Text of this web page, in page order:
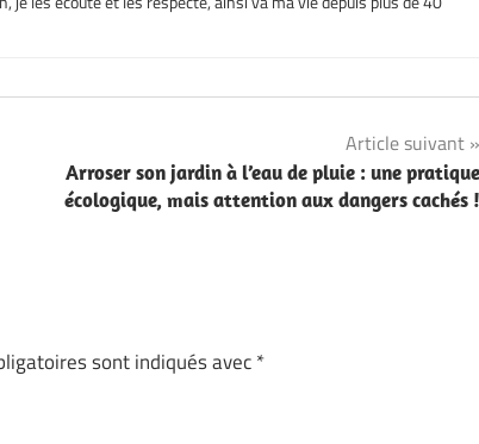
Article suivant
Arroser son jardin à l’eau de pluie : une pratique
écologique, mais attention aux dangers cachés !
sont indiqués avec*